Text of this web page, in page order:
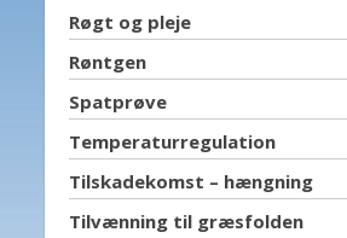
Røgt og pleje
Røntgen
Spatprøve
Temperaturregulation
Tilskadekomst – hængning
Tilvænning til græsfolden